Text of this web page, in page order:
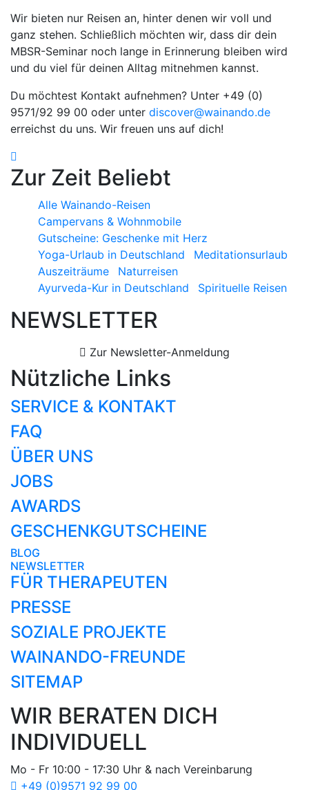
Wir bieten nur Reisen an, hinter denen wir voll und
ganz stehen. Schließlich möchten wir, dass dir dein
MBSR-Seminar noch lange in Erinnerung bleiben wird
und du viel für deinen Alltag mitnehmen kannst.
Du möchtest Kontakt aufnehmen? Unter +49 (0)
9571/92 99 00 oder unter discover@wainando.de
erreichst du uns. Wir freuen uns auf dich!
Zur Zeit Beliebt
Alle Wainando-Reisen
Campervans & Wohnmobile
Gutscheine: Geschenke mit Herz
Yoga-Urlaub in Deutschland
Meditationsurlaub
Auszeiträume
Naturreisen
Ayurveda-Kur in Deutschland
Spirituelle Reisen
NEWSLETTER
Zur Newsletter-Anmeldung
Nützliche Links
SERVICE & KONTAKT
FAQ
ÜBER UNS
JOBS
AWARDS
GESCHENKGUTSCHEINE
BLOG
NEWSLETTER
FÜR THERAPEUTEN
PRESSE
SOZIALE PROJEKTE
WAINANDO-FREUNDE
SITEMAP
WIR BERATEN DICH
INDIVIDUELL
Mo - Fr 10:00 - 17:30 Uhr & nach Vereinbarung
+49 (0)9571 92 99 00